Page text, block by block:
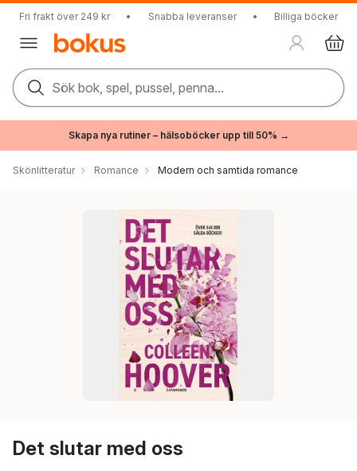
Fri frakt över 249 kr • Snabba leveranser • Billiga böcker
Sök bok, spel, pussel, penna...
Skapa nya rutiner – hälsoböcker upp till 50% →
Skönlitteratur Romance Modern och samtida romance
Det slutar med oss